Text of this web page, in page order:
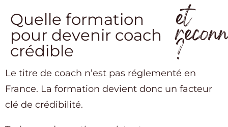
Quelle formation
pour devenir coach
crédible
et
?
Le titre de coach n’est pas réglementé en
France. La formation devient donc un facteur
clé de crédibilité.